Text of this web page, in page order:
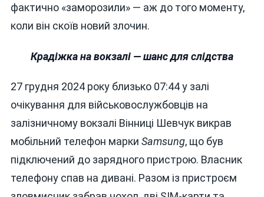
фактично «заморозили» — аж до того моменту,
коли він скоїв новий злочин.
Крадіжка на вокзалі — шанс для слідства
27 грудня 2024 року близько 07:44 у залі
очікування для військовослужбовців на
залізничному вокзалі Вінниці Шевчук викрав
мобільний телефон марки Samsung, що був
підключений до зарядного пристрою. Власник
телефону спав на дивані. Разом із пристроєм